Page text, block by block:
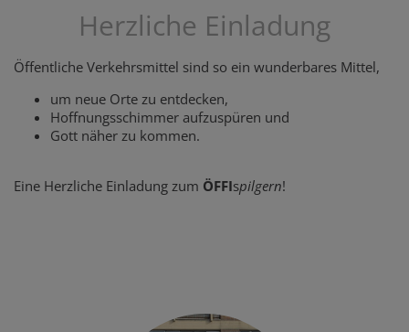
Herzliche Einladung
Öffentliche Verkehrsmittel sind so ein wunderbares Mittel,
um neue Orte zu entdecken,
Hoffnungsschimmer aufzuspüren und
Gott näher zu kommen.
Eine Herzliche Einladung zum ÖFFIspilgern!